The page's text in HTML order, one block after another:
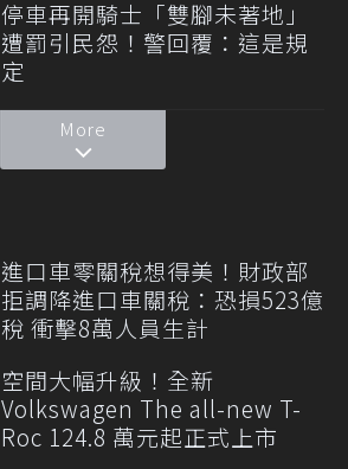
停車再開騎士「雙腳未著地」
遭罰引民怨！警回覆：這是規
定
More
進口車零關稅想得美！財政部
拒調降進口車關稅：恐損523億
稅 衝擊8萬人員生計
空間大幅升級！全新
Volkswagen The all-new T-
Roc 124.8 萬元起正式上市